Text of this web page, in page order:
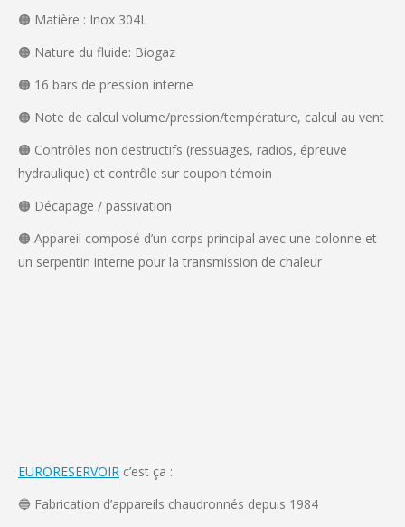
🟠 Matière : Inox 304L
🟠 Nature du fluide: Biogaz
🟠 16 bars de pression interne
🟠 Note de calcul volume/pression/température, calcul au vent
🟠 Contrôles non destructifs (ressuages, radios, épreuve
hydraulique) et contrôle sur coupon témoin
🟠 Décapage / passivation
🟠 Appareil composé d’un corps principal avec une colonne et
un serpentin interne pour la transmission de chaleur
EURORESERVOIR c’est ça :
🔵 Fabrication d’appareils chaudronnés depuis 1984